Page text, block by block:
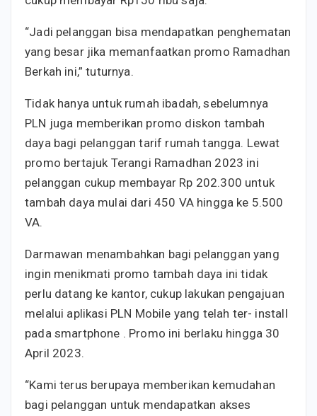
“Jadi pelanggan bisa mendapatkan penghematan
yang besar jika memanfaatkan promo Ramadhan
Berkah ini,” tuturnya.
Tidak hanya untuk rumah ibadah, sebelumnya
PLN juga memberikan promo diskon tambah
daya bagi pelanggan tarif rumah tangga. Lewat
promo bertajuk Terangi Ramadhan 2023 ini
pelanggan cukup membayar Rp 202.300 untuk
tambah daya mulai dari 450 VA hingga ke 5.500
VA.
Darmawan menambahkan bagi pelanggan yang
ingin menikmati promo tambah daya ini tidak
perlu datang ke kantor, cukup lakukan pengajuan
melalui aplikasi PLN Mobile yang telah ter- install
pada smartphone . Promo ini berlaku hingga 30
April 2023.
“Kami terus berupaya memberikan kemudahan
bagi pelanggan untuk mendapatkan akses